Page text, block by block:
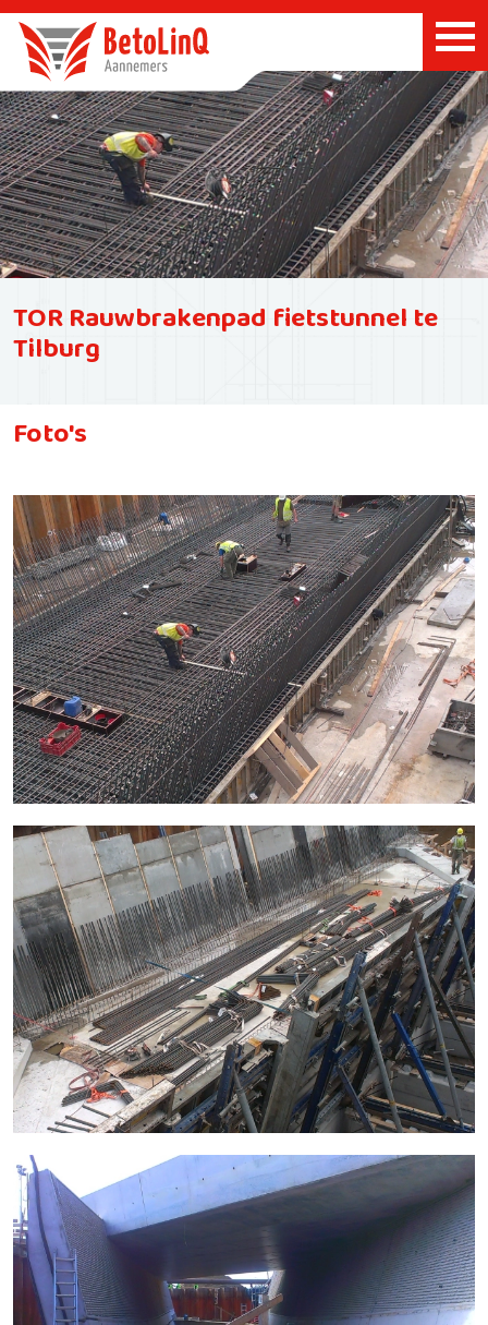
TOR Rauwbrakenpad fietstunnel te
Tilburg
Foto's